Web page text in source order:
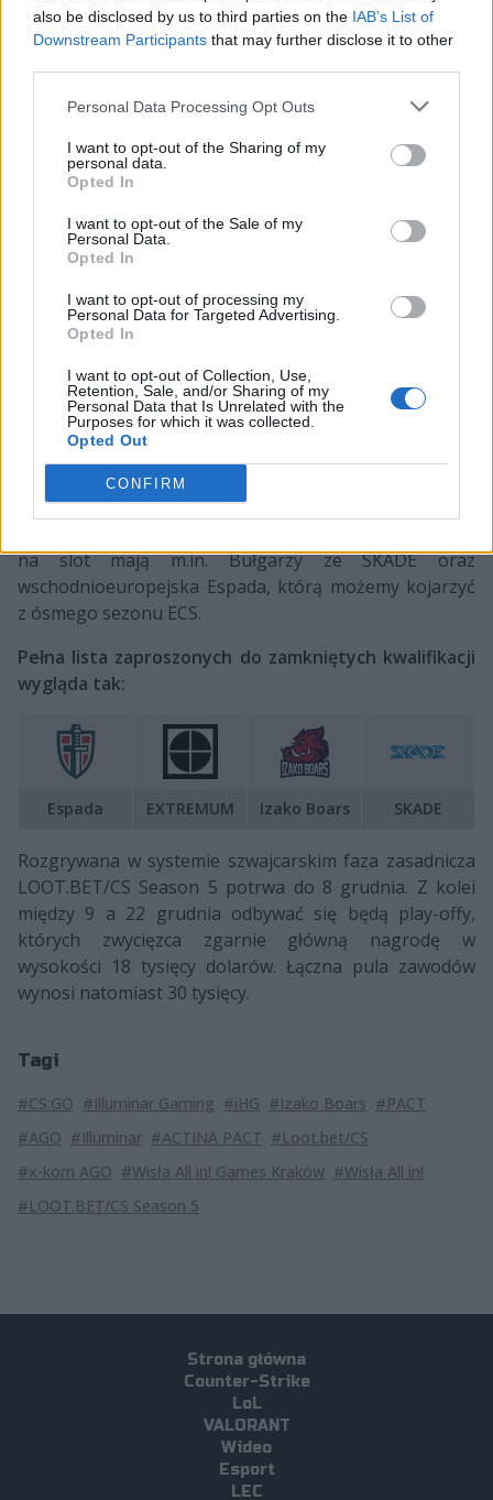
also be disclosed by us to third parties on the IAB’s List of
Downstream Participants that may further disclose it to other
Personal Data Processing Opt Outs
I want to opt-out of the Sharing of my
personal data.
Opted In
I want to opt-out of the Sale of my
Personal Data.
Opted In
I want to opt-out of processing my
Personal Data for Targeted Advertising.
Opted In
I want to opt-out of Collection, Use,
Retention, Sale, and/or Sharing of my
Personal Data that Is Unrelated with the
Purposes for which it was collected.
Opted Out
CONFIRM
Illuminar
Nemiga
Nordavind pro100
SJ Gaming
Unique
x-kom AGO
Warto jednak zauważyć, że lista polskich zespołów
może się jeszcze poszerzyć za sprawą Izako Boars.
Popularne Dziki to jeden z czterech składów, które 11 i
12 listopada walczyć ze sobą będą o dwa ostatnie
na slot mają m.in. Bułgarzy ze SKADE oraz
wschodnioeuropejska Espada, którą możemy kojarzyć
z ósmego sezonu ECS.
Pełna lista zaproszonych do zamkniętych kwalifikacji
wygląda tak:
Espada EXTREMUM Izako Boars SKADE
Rozgrywana w systemie szwajcarskim faza zasadnicza
LOOT.BET/CS Season 5 potrwa do 8 grudnia. Z kolei
między 9 a 22 grudnia odbywać się będą play-offy,
których zwycięzca zgarnie główną nagrodę w
wysokości 18 tysięcy dolarów. Łączna pula zawodów
wynosi natomiast 30 tysięcy.
Tagi
#CS:GO #Illuminar Gaming #iHG #Izako Boars #PACT
#AGO #Illuminar #ACTINA PACT #Loot.bet/CS
#x-kom AGO #Wisła All in! Games Kraków #Wisła All in!
#LOOT.BET/CS Season 5
Strona główna
Counter-Strike
LoL
VALORANT
Wideo
Esport
LEC